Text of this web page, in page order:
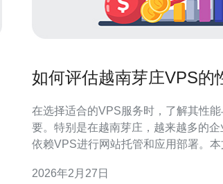
如何评估越南芽庄VPS的
在选择适合的VPS服务时，了解其性
要。特别是在越南芽庄，越来越多的
依赖VPS进行网站托管和应用部署。
需求的服务。 为什么选择越南芽庄的VPS？ 越南芽庄的
2026年2月27日